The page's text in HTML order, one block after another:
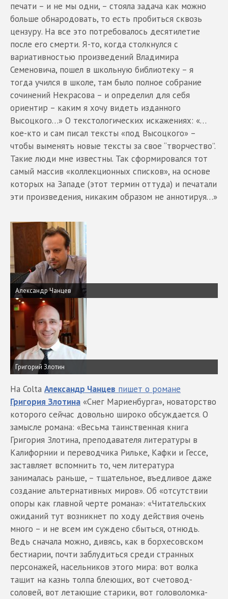
печати – и не мы одни, – стояла задача как можно
больше обнародовать, то есть пробиться сквозь
цензуру. На все это потребовалось десятилетие
после его смерти. Я-то, когда столкнулся с
вариативностью произведений Владимира
Семеновича, пошел в школьную библиотеку – я
тогда учился в школе, там было полное собрание
сочинений Некрасова – и определил для себя
ориентир – каким я хочу видеть изданного
Высоцкого…» О текстологических искажениях: «…
кое-кто и сам писал тексты «под Высоцкого» –
чтобы выменять новые тексты за свое “творчество”.
Такие люди мне известны. Так сформировался тот
самый массив «коллекционных списков», на основе
которых на Западе (этот термин оттуда) и печатали
эти произведения, никаким образом не аннотируя…»
Александр Чанцев
Григорий Злотин
На Colta Александр Чанцев пишет о романе
Григория Злотина «Снег Мариенбурга», новаторство
которого сейчас довольно широко обсуждается. О
замысле романа: «Весьма таинственная книга
Григория Злотина, преподавателя литературы в
Калифорнии и переводчика Рильке, Кафки и Гессе,
заставляет вспомнить то, чем литература
занималась раньше, – тщательное, въедливое даже
создание альтернативных миров». Об «отсутствии
опоры как главной черте романа»: «Читательских
ожиданий тут возникнет по ходу действия очень
много – и не всем им суждено сбыться, отнюдь.
Ведь сначала можно, дивясь, как в борхесовском
бестиарии, почти заблудиться среди странных
персонажей, насельников этого мира: вот волка
тащит на казнь толпа блеющих, вот счетовод-
соловей, вот летающие старики, вот головоломка-